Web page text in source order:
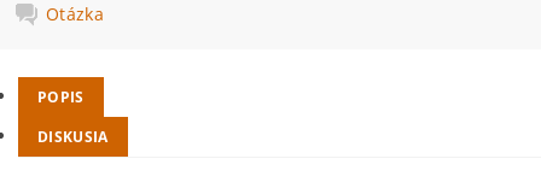
Otázka
POPIS
DISKUSIA